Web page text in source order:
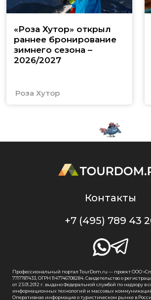
«Роза Хутор» открыл
раннее бронирование
зимнего сезона –
2026/2027
Роза Хутор
Контакты
+7 (495) 789 43
Профессиональный портал TourDom.ru — проект ООО
7717787433, ОГРН 1147746708284. Свидетельство о
от 23.01.2012 г. выдано Федеральной службой по надзору в
информационных технологий и массовых коммуникаций
Оперативная информация о туристическом рынке в